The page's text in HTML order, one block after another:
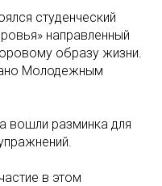
студенческий
направленный
образу жизни.
Молодежным
вошли разминка для
в этом